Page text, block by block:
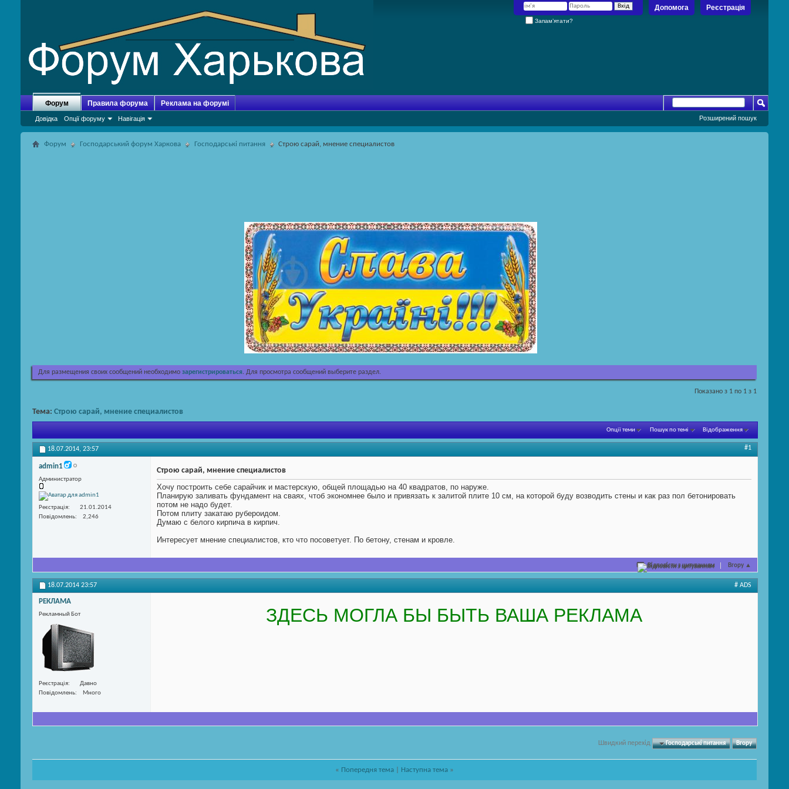
Реєстрація
Допомога
Запам’ятати?
Форум
Довідка Опції форуму Навігація
Правила форума Реклама на форумі
Розширений пошук
Форум Господарський форум Харкова Господарські питання Строю сарай, мнение специалистов
Для размещения своих сообщений необходимо зарегистрироваться. Для просмотра сообщений выберите раздел.
Показано з 1 по 1 з 1
Тема: Строю сарай, мнение специалистов
Опції теми Пошук по темі Відображення
18.07.2014, 23:57 #1
admin1
Администратор
Реєстрація
21.01.2014
Повідомлень
2,246
Строю сарай, мнение специалистов
Хочу построить себе сарайчик и мастерскую, общей площадью на 40 квадратов, по наруже.
Планирую заливать фундамент на сваях, чтоб экономнее было и привязать к залитой плите 10 см, на которой буду возводить стены и как раз пол бетонировать
потом не надо будет.
Потом плиту закатаю рубероидом.
Думаю с белого кирпича в кирпич.
Интересует мнение специалистов, кто что посоветует. По бетону, стенам и кровле.
Відповісти з цитуванням Вгору ▲
18.07.2014 23:57 # ADS
РЕКЛАМА
Рекламный Бот
Реєстрація
Давно
Повідомлень
Много
ЗДЕСЬ МОГЛА БЫ БЫТЬ ВАША РЕКЛАМА
Швидкий перехід Господарські питання Вгору
« Попередня тема Наступна тема »